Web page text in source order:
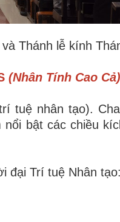
Thánh lễ kính
(Nhân Tính Cao Cả)
tuệ nhân tạo).
bật các chiều
đại Trí tuệ Nhân tạo: